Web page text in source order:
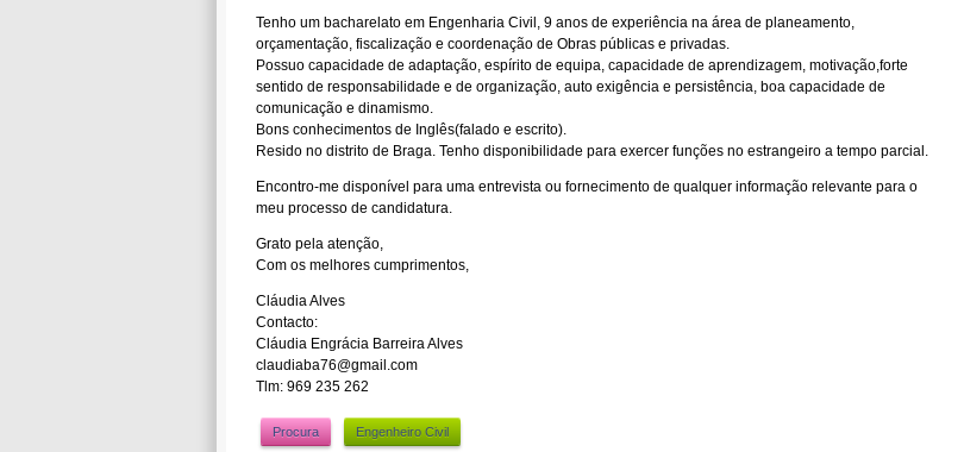
Tenho um bacharelato em Engenharia Civil, 9 anos de experiência na área de planeamento,
orçamentação, fiscalização e coordenação de Obras públicas e privadas.
Possuo capacidade de adaptação, espírito de equipa, capacidade de aprendizagem, motivação,forte
sentido de responsabilidade e de organização, auto exigência e persistência, boa capacidade de
comunicação e dinamismo.
Bons conhecimentos de Inglês(falado e escrito).
Resido no distrito de Braga. Tenho disponibilidade para exercer funções no estrangeiro a tempo parcial.
Encontro-me disponível para uma entrevista ou fornecimento de qualquer informação relevante para o
meu processo de candidatura.
Grato pela atenção,
Com os melhores cumprimentos,
Cláudia Alves
Contacto:
Cláudia Engrácia Barreira Alves
claudiaba76@gmail.com
Tlm: 969 235 262
Procura Engenheiro Civil